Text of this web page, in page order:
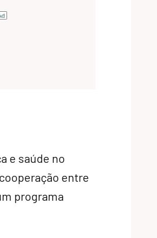
e saúde no
entre
programa